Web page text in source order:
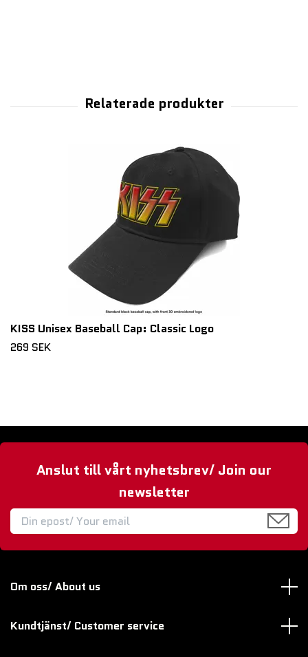
KISS Unisex Baseball Cap: Classic Logo
269 SEK
Anslut till vårt nyhetsbrev/ Join our
newsletter
Om oss/ About us
Kundtjänst/ Customer service